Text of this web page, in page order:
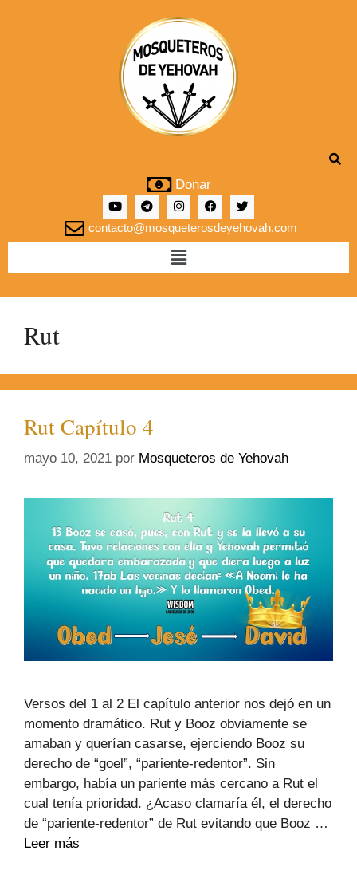
Donar
contacto@mosqueterosdeyehovah.com
Rut
Rut Capítulo 4
mayo 10, 2021 por Mosqueteros de Yehovah
Versos del 1 al 2 El capítulo anterior nos dejó en un
momento dramático. Rut y Booz obviamente se
amaban y querían casarse, ejerciendo Booz su
derecho de “goel”, “pariente-redentor”. Sin
embargo, había un pariente más cercano a Rut el
cual tenía prioridad. ¿Acaso clamaría él, el derecho
de “pariente-redentor” de Rut evitando que Booz …
Leer más